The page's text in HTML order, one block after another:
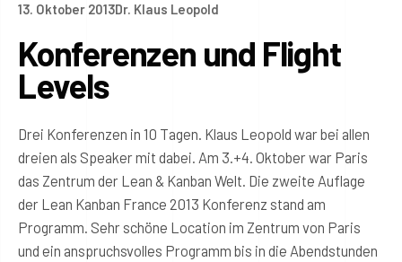
13. Oktober 2013Dr. Klaus Leopold
Konferenzen und Flight
Levels
Drei Konferenzen in 10 Tagen. Klaus Leopold war bei allen
dreien als Speaker mit dabei. Am 3.+4. Oktober war Paris
das Zentrum der Lean & Kanban Welt. Die zweite Auflage
der Lean Kanban France 2013 Konferenz stand am
Programm. Sehr schöne Location im Zentrum von Paris
und ein anspruchsvolles Programm bis in die Abendstunden